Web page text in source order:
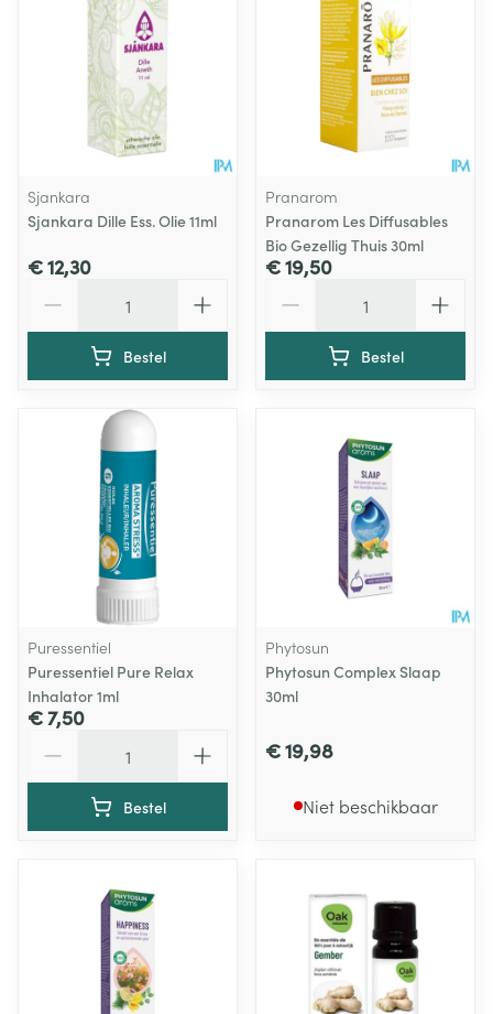
Sjankara
Sjankara Dille Ess. Olie 11ml
€ 12,30
Bestel
Pranarom
Pranarom Les Diffusables
Bio Gezellig Thuis 30ml
€ 19,50
Bestel
Puressentiel
Puressentiel Pure Relax
Inhalator 1ml
€ 7,50
Bestel
Phytosun
Phytosun Complex Slaap
30ml
€ 19,98
Niet beschikbaar